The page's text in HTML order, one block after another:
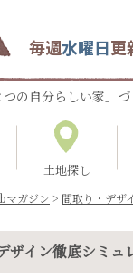
毎週水曜日更
の自分らしい家」
土地探し
マガジン > 間取り・デザ
ザイン徹底シミ